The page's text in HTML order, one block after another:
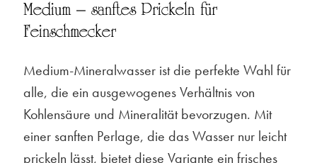
Medium – sanftes Prickeln für
Feinschmecker
Medium-Mineralwasser ist die perfekte Wahl für
alle, die ein ausgewogenes Verhältnis von
Kohlensäure und Mineralität bevorzugen. Mit
einer sanften Perlage, die das Wasser nur leicht
prickeln lässt, bietet diese Variante ein frisches